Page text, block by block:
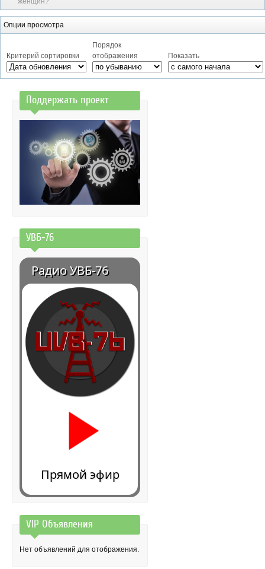
Опции просмотра
Критерий сортировки
Порядок
отображения
Показать
Поддержать проект
УВБ-76
Радио УВБ-76
0:00
Прямой эфир
VIP Объявления
Нет объявлений для отображения.